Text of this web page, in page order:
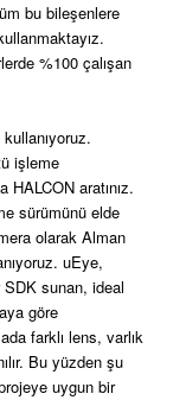
bu bileşenlere
%100 çalışan
işleme
aratınız.
sürümünü elde
olarak Alman
uEye,
sunan, ideal
göre
farklı lens, varlık
Bu yüzden şu
uygun bir